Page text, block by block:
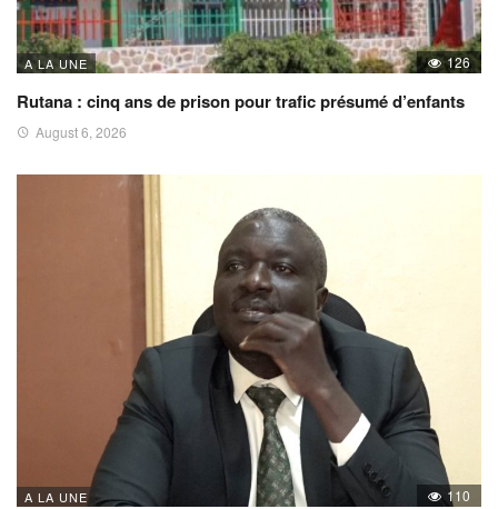
A LA UNE 126
Rutana : cinq ans de prison pour trafic présumé d’enfants
August 6, 2026
A LA UNE 110